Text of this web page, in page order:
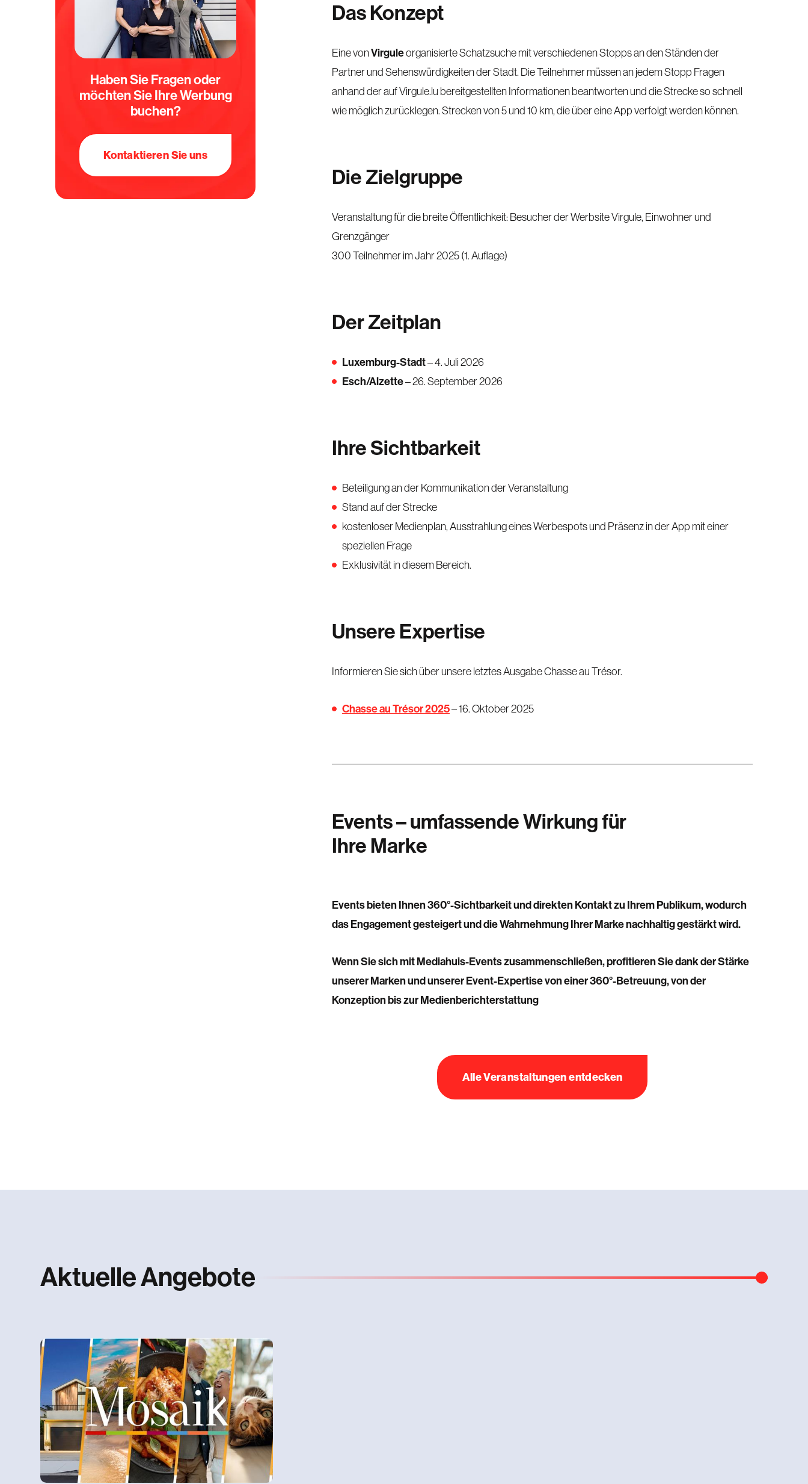
Das Konzept
Eine vonVirguleorganisierte Schatzsuche mit verschiedenen Stopps an den Ständen der
Partner und Sehenswürdigkeiten der Stadt. Die Teilnehmer müssen an jedem Stopp Fragen
anhand der auf Virgule.lu bereitgestellten Informationen beantworten und die Strecke so schnell
wie möglich zurücklegen. Strecken von 5 und 10 km, die über eine App verfolgt werden können.
Die Zielgruppe
Veranstaltung für die breite Öffentlichkeit: Besucher der Werbsite Virgule, Einwohner und
Grenzgänger
300 Teilnehmer im Jahr 2025 (1. Auflage)
Der Zeitplan
Luxemburg-Stadt– 4. Juli 2026
Esch/Alzette– 26. September 2026
Ihre Sichtbarkeit
Beteiligung an der Kommunikation der Veranstaltung
Stand auf der Strecke
kostenloser Medienplan, Ausstrahlung eines Werbespots und Präsenz in der App mit einer
speziellen Frage
Exklusivität in diesem Bereich.
Unsere Expertise
Informieren Sie sich über unsere letztes Ausgabe Chasse au Trésor.
Chasse au Trésor 2025– 16. Oktober 2025
Events – umfassende Wirkung für
Ihre Marke
Events bieten Ihnen 360°-Sichtbarkeit und direkten Kontakt zu Ihrem Publikum, wodurch
das Engagement gesteigert und die Wahrnehmung Ihrer Marke nachhaltig gestärkt wird.
Wenn Sie sich mit Mediahuis-Events zusammenschließen, profitieren Sie dank der Stärke
unserer Marken und unserer Event-Expertise von einer 360°-Betreuung, von der
Konzeption bis zur Medienberichterstattung
Alle Veranstaltungen entdecken
Haben Sie Fragen oder
möchten Sie Ihre Werbung
buchen?
Kontaktieren Sie uns
Aktuelle Angebote